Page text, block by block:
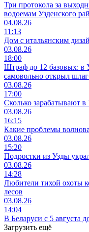
Три протокола за
водоемам Узденского
04.08.26
11:13
Дом с итальянским
03.08.26
18:00
Штраф до 12 базовых: в
самовольно открыл
03.08.26
17:00
Сколько зарабатывают
03.08.26
16:15
Какие проблемы
03.08.26
15:20
Подростки из Узды
03.08.26
14:28
Любители тихой охоты
лесов
03.08.26
14:04
В Беларуси с 5 августа
Загрузить ещё